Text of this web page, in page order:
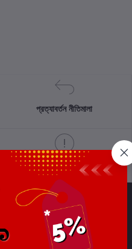
প্রত্যাবর্তন নীতিমালা
গোপনীয়তা নীতি